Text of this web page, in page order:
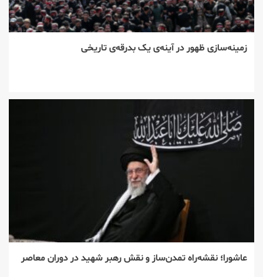
زمینه‌سازی ظهور در آینه‌ی یک بدرقه‌ی تاریخی
عاشورا؛ نقشه‌راه تمدن‌ساز و نقش رهبر شهید در دوران معاصر